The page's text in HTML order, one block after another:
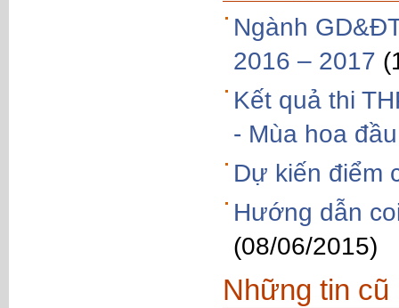
Ngành
2016 – 2017
Kết quả thi
- Mùa hoa
Dự kiến điểm
Hướng dẫn
(08/06/2015)
Những tin cũ